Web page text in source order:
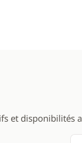
et disponibilités